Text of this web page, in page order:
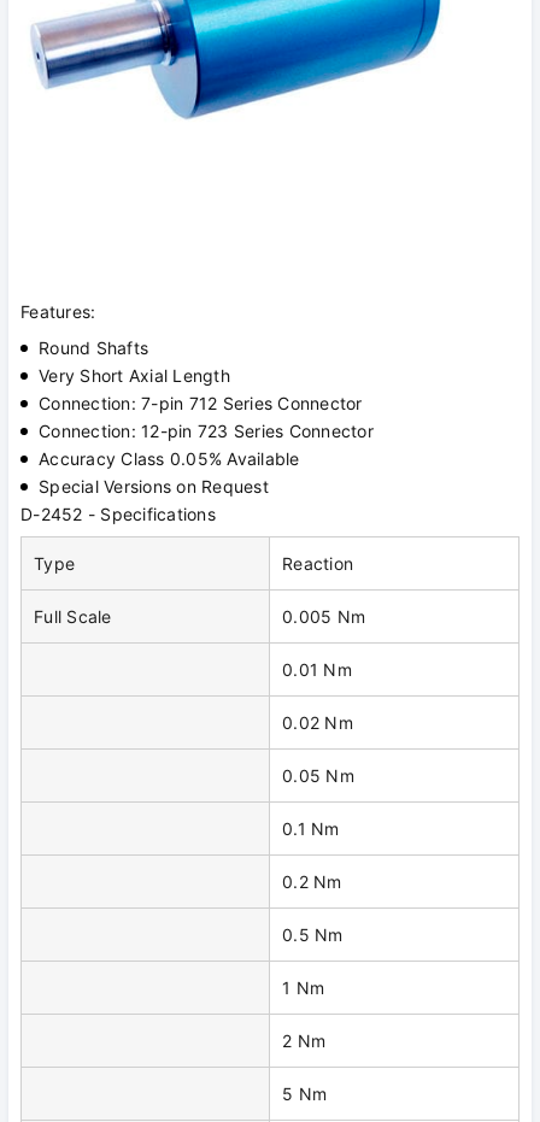
Features:
Round Shafts
Very Short Axial Length
Connection: 7-pin 712 Series Connector
Connection: 12-pin 723 Series Connector
Accuracy Class 0.05% Available
Special Versions on Request
D-2452 - Specifications
Type Reaction
Full Scale 0.005 Nm
0.01 Nm
0.02 Nm
0.05 Nm
0.1 Nm
0.2 Nm
0.5 Nm
1 Nm
2 Nm
5 Nm